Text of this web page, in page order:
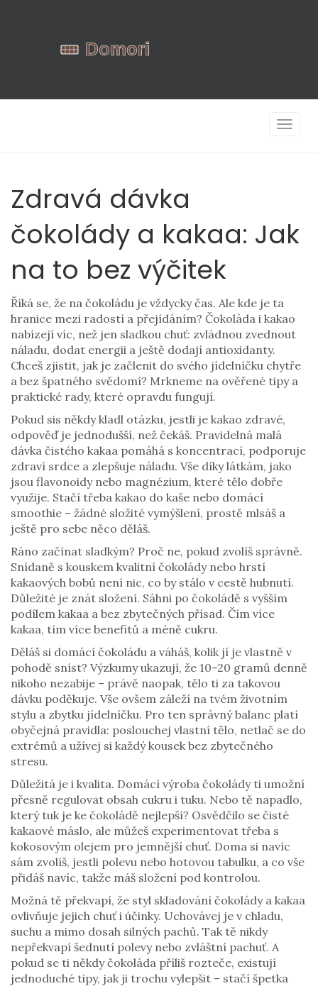
Zdravá dávka
čokolády a kakaa: Jak
na to bez výčitek
Říká se, že na čokoládu je vždycky čas. Ale kde je ta
hranice mezi radostí a přejídáním? Čokoláda i kakao
nabízejí víc, než jen sladkou chuť: zvládnou zvednout
náladu, dodat energii a ještě dodají antioxidanty.
Chceš zjistit, jak je začlenit do svého jídelníčku chytře
a bez špatného svědomí? Mrkneme na ověřené tipy a
praktické rady, které opravdu fungují.
Pokud sis někdy kladl otázku, jestli je kakao zdravé,
odpověď je jednodušší, než čekáš. Pravidelná malá
dávka čistého kakaa pomáhá s koncentrací, podporuje
zdraví srdce a zlepšuje náladu. Vše díky látkám, jako
jsou flavonoidy nebo magnézium, které tělo dobře
využije. Stačí třeba kakao do kaše nebo domácí
smoothie – žádné složité vymýšlení, prostě mlsáš a
ještě pro sebe něco děláš.
Ráno začínat sladkým? Proč ne, pokud zvolíš správně.
Snídaně s kouskem kvalitní čokolády nebo hrstí
kakaových bobů není nic, co by stálo v cestě hubnutí.
Důležité je znát složení. Sáhni po čokoládě s vyšším
podílem kakaa a bez zbytečných přísad. Čím více
kakaa, tím více benefitů a méně cukru.
Děláš si domácí čokoládu a váháš, kolik jí je vlastně v
pohodě sníst? Výzkumy ukazují, že 10–20 gramů denně
nikoho nezabije – právě naopak, tělo ti za takovou
dávku poděkuje. Vše ovšem záleží na tvém životním
stylu a zbytku jídelníčku. Pro ten správný balanc platí
obyčejná pravidla: poslouchej vlastní tělo, netlač se do
extrémů a užívej si každý kousek bez zbytečného
stresu.
Důležitá je i kvalita. Domácí výroba čokolády ti umožní
přesně regulovat obsah cukru i tuku. Nebo tě napadlo,
který tuk je ke čokoládě nejlepší? Osvědčilo se čisté
kakaové máslo, ale můžeš experimentovat třeba s
kokosovým olejem pro jemnější chuť. Doma si navíc
sám zvolíš, jestli polevu nebo hotovou tabulku, a co vše
přidáš navíc, takže máš složení pod kontrolou.
Možná tě překvapí, že styl skladování čokolády a kakaa
ovlivňuje jejich chuť i účinky. Uchovávej je v chladu,
suchu a mimo dosah silných pachů. Tak tě nikdy
nepřekvapí šednutí polevy nebo zvláštní pachuť. A
pokud se ti někdy čokoláda příliš rozteče, existují
jednoduché tipy, jak ji trochu vylepšit – stačí špetka